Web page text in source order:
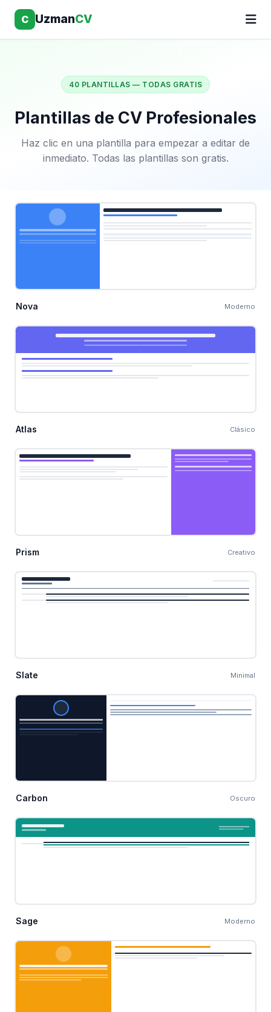
C UzmanCV
40 PLANTILLAS — TODAS GRATIS
Plantillas de CV Profesionales
Haz clic en una plantilla para empezar a editar de
inmediato. Todas las plantillas son gratis.
Nova Moderno
Atlas Clásico
Prism Creativo
Slate Minimal
Carbon Oscuro
Sage Moderno